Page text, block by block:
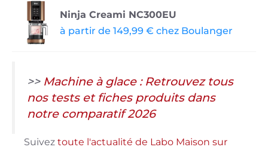
Ninja Creami NC300EU
à partir de 149,99 € chez Boulanger
>> Machine à glace : Retrouvez tous
nos tests et fiches produits dans
notre comparatif 2026
Suivez toute l'actualité de Labo Maison sur